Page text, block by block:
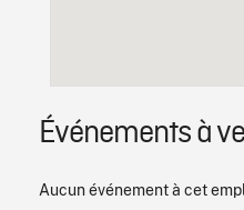
Événements à
Aucun événement à cet